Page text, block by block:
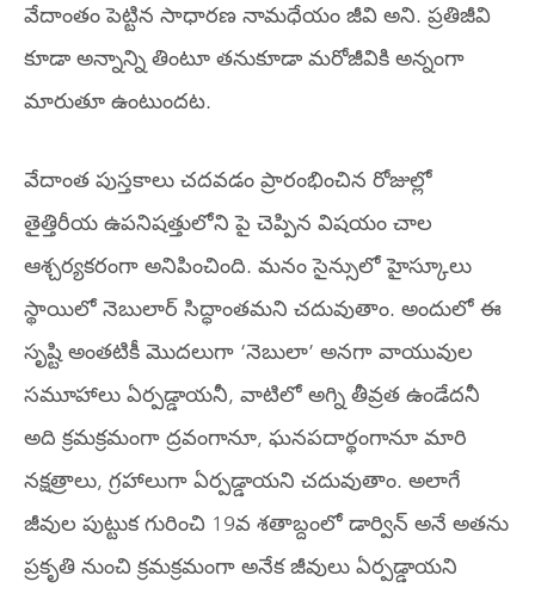
వేదాంతం పెట్టిన సాధారణ నామధేయం జీవి అని. ప్రతిజీవి
కూడా అన్నాన్ని తింటూ తనుకూడా మరోజీవికి అన్నంగా
మారుతూ ఉంటుందట.
వేదాంత పుస్తకాలు చదవడం ప్రారంభించిన రోజుల్లో
తైత్తిరీయ ఉపనిషత్తులోని పై చెప్పిన విషయం చాల
ఆశ్చర్యకరంగా అనిపించింది. మనం సైన్సులో హైస్కూలు
స్థాయిలో నెబులార్ సిద్ధాంతమని చదువుతాం. అందులో ఈ
సృష్టి అంతటికీ మొదలుగా ‘నెబులా’ అనగా వాయువుల
సమూహాలు ఏర్పడ్డాయనీ, వాటిలో అగ్ని తీవ్రత ఉండేదనీ
అది క్రమక్రమంగా ద్రవంగానూ, ఘనపదార్థంగానూ మారి
నక్షత్రాలు, గ్రహాలుగా ఏర్పడ్డాయని చదువుతాం. అలాగే
జీవుల పుట్టుక గురించి 19వ శతాబ్దంలో డార్విన్ అనే అతను
ప్రకృతి నుంచి క్రమక్రమంగా అనేక జీవులు ఏర్పడ్డాయని